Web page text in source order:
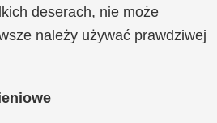
deserach, nie może
należy używać prawdziwej